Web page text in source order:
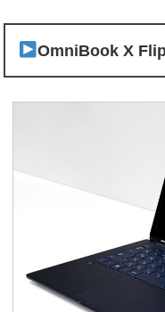
OmniBook X